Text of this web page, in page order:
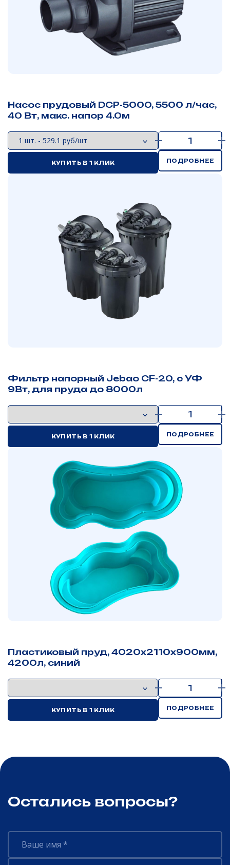
Насос прудовый DCP-5000, 5500 л/час,
40 Вт, макс. напор 4.0м
КУПИТЬ В 1 КЛИК ПОДРОБНЕЕ
Фильтр напорный Jebao CF-20, с УФ
9Вт, для пруда до 8000л
КУПИТЬ В 1 КЛИК ПОДРОБНЕЕ
Пластиковый пруд, 4020х2110х900мм,
4200л, синий
КУПИТЬ В 1 КЛИК ПОДРОБНЕЕ
Остались вопросы?